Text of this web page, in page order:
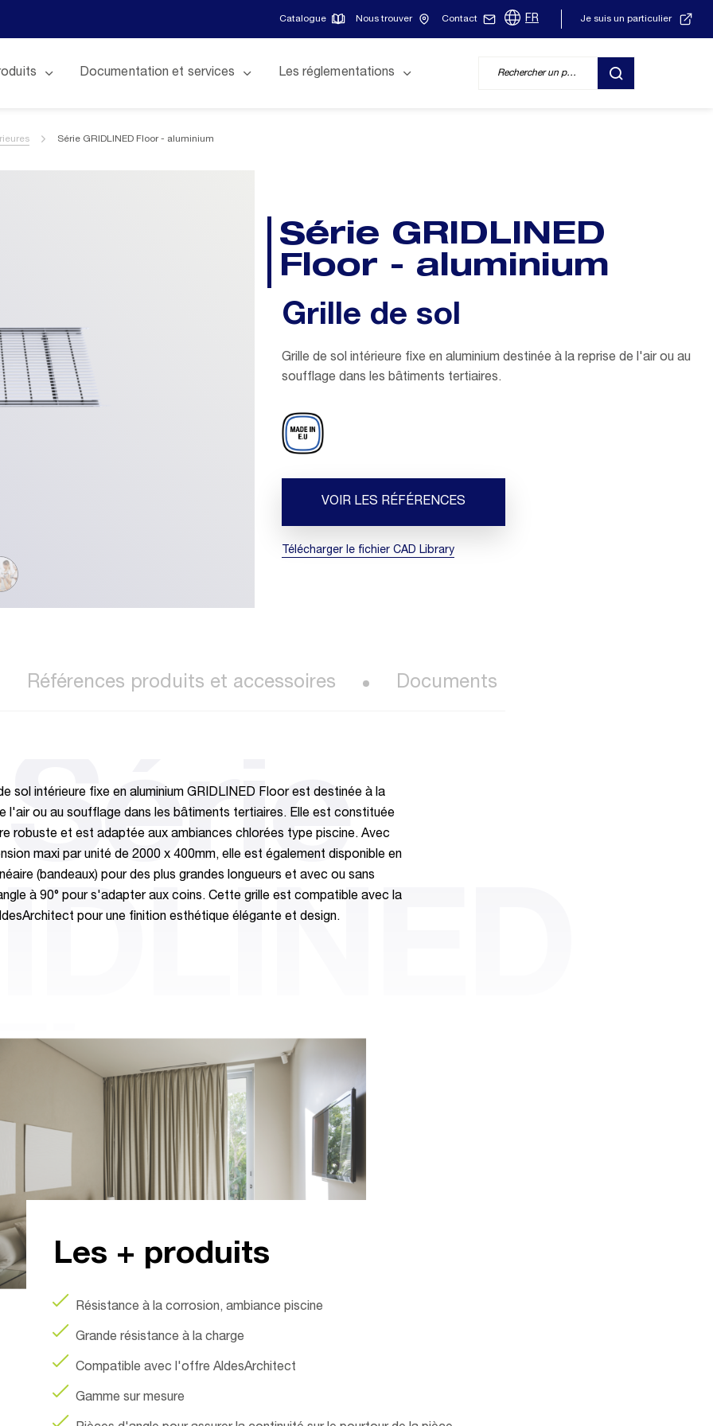
Catalogue Nous trouver Contact FR Je suis un particulier
Documentation et services Les réglementations
RECHERCHER
Série GRIDLINED Floor - aluminium
Série GRIDLINED
Floor - aluminium
Grille de sol
Grille de sol intérieure fixe en aluminium destinée à la reprise de l'air ou au
soufflage dans les bâtiments tertiaires.
VOIR LES RÉFÉRENCES
Télécharger le fichier CAD Library
Références produits et accessoires Documents
Série
-
sol intérieure fixe en aluminium GRIDLINED Floor est destinée à la
l'air ou au soufflage dans les bâtiments tertiaires. Elle est constituée
robuste et est adaptée aux ambiances chlorées type piscine. Avec
maxi par unité de 2000 x 400mm, elle est également disponible en
(bandeaux) pour des plus grandes longueurs et avec ou sans
à 90° pour s'adapter aux coins. Cette grille est compatible avec la
pour une finition esthétique élégante et design.
Les + produits
Résistance à la corrosion, ambiance piscine
Grande résistance à la charge
Compatible avec l'offre AldesArchitect
Gamme sur mesure